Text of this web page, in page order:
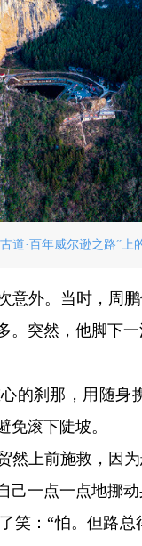
道·百年威尔逊之路”上
意外。当时，周
突然，他脚下一
的刹那，用随
免滚下陡坡。
然上前施救，因
一点一点地挪动
笑：“怕。但路